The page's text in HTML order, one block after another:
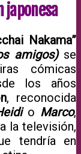
japonesa
Nakama”
amigos)se
cómicas
los años
, reconocida
o Marco,
la televisión,
tendría en